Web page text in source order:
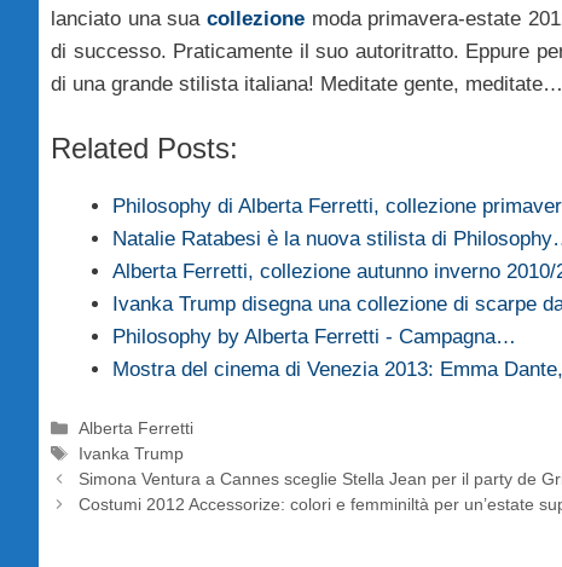
lanciato una sua collezionemoda primavera-estate
di successo. Praticamente il suo autoritratto. Eppure
di una grande stilista italiana! Meditate gente, meditate…
Related Posts:
Philosophy di Alberta Ferretti, collezione
Natalie Ratabesi è la nuova stilista di
Alberta Ferretti, collezione autunno inverno 2010/
Ivanka Trump disegna una collezione di scarpe
Philosophy by Alberta Ferretti - Campagna…
Mostra del cinema di Venezia 2013: Emma
Categorie
Alberta Ferretti
Tag
Ivanka Trump
Simona Ventura a Cannes sceglie Stella Jean per il party de
Costumi 2012 Accessorize: colori e femminiltà per un’estate